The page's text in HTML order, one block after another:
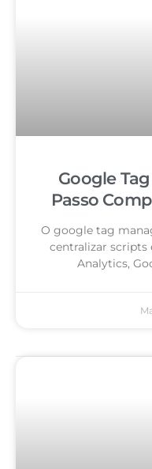
Google
Passo
O google tag
centralizar scripts
Analytics,